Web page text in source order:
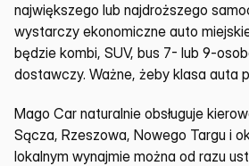
największego lub najdroższego
wystarczy ekonomiczne auto
będzie kombi, SUV, bus 7- lub 9-
dostawczy. Ważne, żeby klasa auta
Mago Car naturalnie obsługuje
Sącza, Rzeszowa, Nowego Targu i
lokalnym wynajmie można od razu